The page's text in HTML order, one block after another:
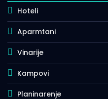
Hoteli
Aparmtani
Vinarije
Kampovi
Planinarenje